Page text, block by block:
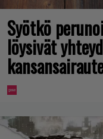
Syötkö
löysivät